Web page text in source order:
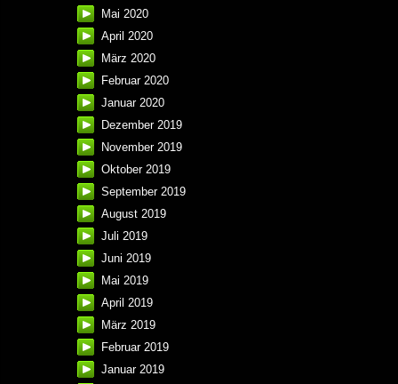
Mai 2020
April 2020
März 2020
Februar 2020
Januar 2020
Dezember 2019
November 2019
Oktober 2019
September 2019
August 2019
Juli 2019
Juni 2019
Mai 2019
April 2019
März 2019
Februar 2019
Januar 2019